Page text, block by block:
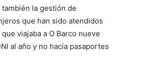
también la gestión de
que han sido atendidos
viajaba a O Barco nueve
al año y no hacía pasaportes